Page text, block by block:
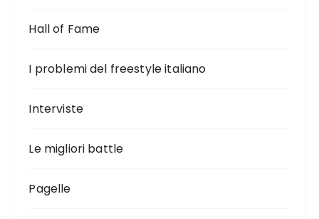
Hall of Fame
I problemi del freestyle italiano
Interviste
Le migliori battle
Pagelle